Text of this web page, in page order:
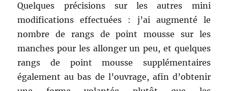
Quelques précisions sur les autres mini
modifications effectuées : j’ai augmenté le
nombre de rangs de point mousse sur les
manches pour les allonger un peu, et quelques
rangs de point mousse supplémentaires
également au bas de l’ouvrage, afin d’obtenir